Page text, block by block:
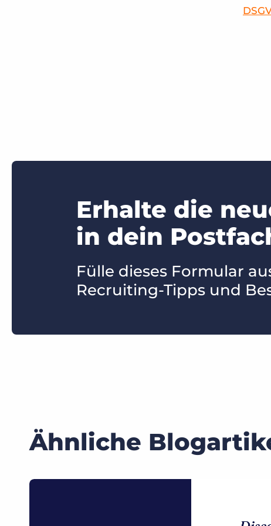
Erhalte die
in dein
Fülle dieses Formular
Recruiting-Tipps und
Ähnliche